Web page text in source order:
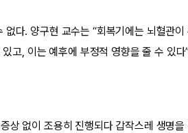
다. 양구현 교수는 “회복기에는 뇌혈관이
있고, 이는 예후에 부정적 영향을 줄 수 있
상 없이 조용히 진행되다 갑작스레 생명을